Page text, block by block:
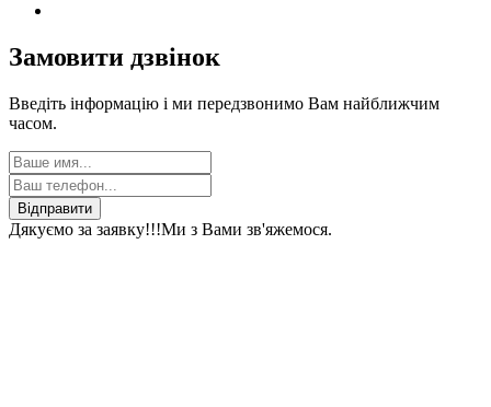
Замовити дзвінок
Введіть інформацію і ми передзвонимо Вам найближчим
часом.
Відправити
Дякуємо за заявку!!!Ми з Вами зв'яжемося.